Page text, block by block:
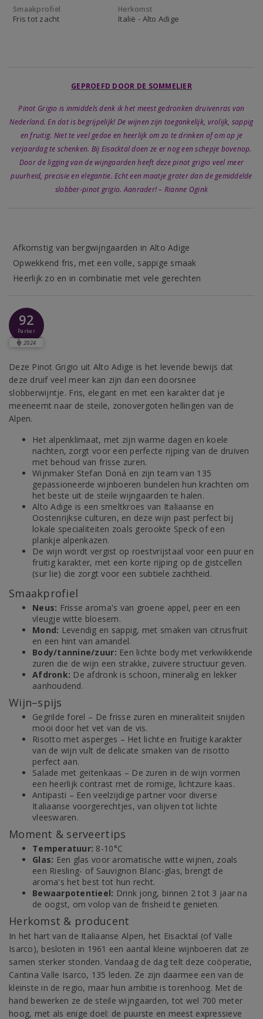
Smaakprofiel
Fris tot zacht
Herkomst
Italië - Alto Adige
GEPROEFD DOOR DE SOMMELIER
Pinot Grigio is inmiddels denk ik het meest gedronken druivenras van
Nederland. En dat is begrijpelijk! De wijnen zijn toegankelijk, vrolijk, sappig
en fruitig. Niet te veel gedoe en heerlijk om zo te drinken of om op je
verjaardag te schenken. Bij Eisacktal doen ze er nog een schepje bovenop.
Door de ligging van de wijngaarden heeft deze pinot grigio veel meer
puurheid, precisie en elegantie. Echt een maatje groter dan de gemiddelde
slobber-pinot grigio. Aanrader! – Rianne Ogink
Afkomstig van bergwijngaarden in Alto Adige
Opwekkend fris, met een volle, sappige smaak
Heerlijk zo en in combinatie met vele gerechten
92
Parker
2024
Deze Pinot Grigio uit Alto Adige is het levende bewijs dat
deze druif veel meer kan zijn dan een doorsnee
slobberwijntje. Fris, elegant en met een karakter dat je
meeneemt naar de steile, zonovergoten hellingen van de
Alpen.
Het alpenklimaat, met zijn warme dagen en koele
nachten, zorgt voor een perfecte rijping van de druiven
met behoud van frisse zuren.
Wijnmaker Stefan Doná en zijn team van 135
gepassioneerde wijnboeren bundelen hun krachten om
het beste uit de steile wijngaarden te halen.
Alto Adige is een smeltkroes van Italiaanse en
Oostenrijkse culturen, en deze wijn past perfect bij
lokale specialiteiten zoals gerookte Speck of een
plankje alpenkazen.
De wijn wordt vergist op roestvrijstaal voor een puur en
fruitig karakter, met een korte rijping op de gistcellen
(sur lie) die zorgt voor een subtiele zachtheid.
Smaakprofiel
Neus: Frisse aroma's van groene appel, peer en een
vleugje witte bloesem.
Mond: Levendig en sappig, met smaken van citrusfruit
en een hint van amandel.
Body/tannine/zuur: Een lichte body met verkwikkende
zuren die de wijn een strakke, zuivere structuur geven.
Afdronk: De afdronk is schoon, mineralig en lekker
aanhoudend.
Wijn–spijs
Gegrilde forel – De frisse zuren en mineraliteit snijden
mooi door het vet van de vis.
Risotto met asperges – Het lichte en fruitige karakter
van de wijn vult de delicate smaken van de risotto
perfect aan.
Salade met geitenkaas – De zuren in de wijn vormen
een heerlijk contrast met de romige, lichtzure kaas.
Antipasti – Een veelzijdige partner voor diverse
Italiaanse voorgerechtjes, van olijven tot lichte
vleeswaren.
Moment & serveertips
Temperatuur: 8-10°C
Glas: Een glas voor aromatische witte wijnen, zoals
een Riesling- of Sauvignon Blanc-glas, brengt de
aroma's het best tot hun recht.
Bewaarpotentieel: Drink jong, binnen 2 tot 3 jaar na
de oogst, om volop van de frisheid te genieten.
Herkomst & producent
In het hart van de Italiaanse Alpen, het Eisacktal (of Valle
Isarco), besloten in 1961 een aantal kleine wijnboeren dat ze
samen sterker stonden. Vandaag de dag telt deze coöperatie,
Cantina Valle Isarco, 135 leden. Ze zijn daarmee een van de
kleinste in de regio, maar hun ambitie is torenhoog. Met de
hand bewerken ze de steile wijngaarden, tot wel 700 meter
hoog, met als enige doel: de puurste en meest expressieve